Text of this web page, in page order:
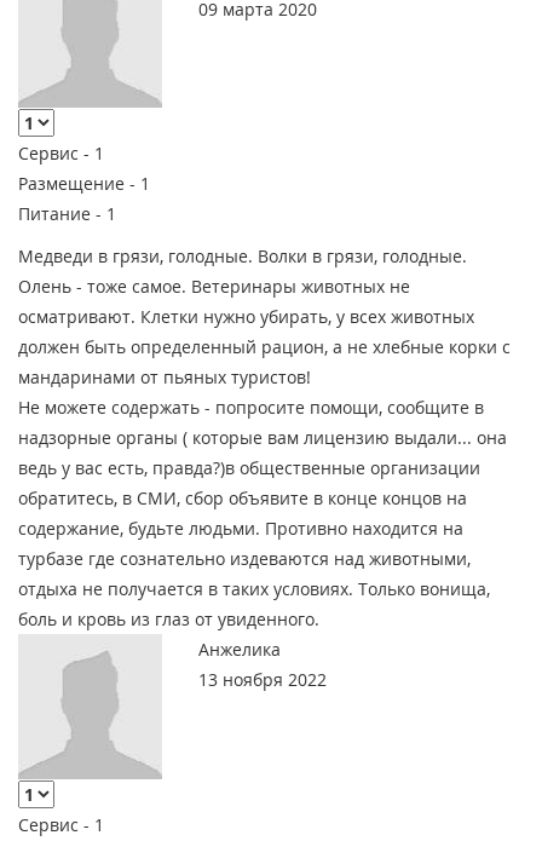
09 марта 2020
Сервис - 1
Размещение - 1
Питание - 1
Медведи в грязи, голодные. Волки в грязи, голодные.
Олень - тоже самое. Ветеринары животных не
осматривают. Клетки нужно убирать, у всех животных
должен быть определенный рацион, а не хлебные корки с
мандаринами от пьяных туристов!
Не можете содержать - попросите помощи, сообщите в
надзорные органы ( которые вам лицензию выдали... она
ведь у вас есть, правда?)в общественные организации
обратитесь, в СМИ, сбор объявите в конце концов на
содержание, будьте людьми. Противно находится на
турбазе где сознательно издеваются над животными,
отдыха не получается в таких условиях. Только вонища,
боль и кровь из глаз от увиденного.
Анжелика
13 ноября 2022
Сервис - 1